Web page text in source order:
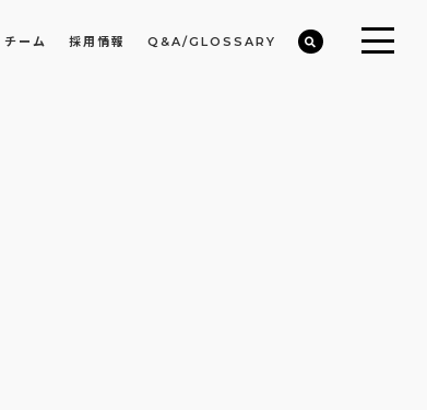
チーム 採用情報 Q&A/GLOSSARY